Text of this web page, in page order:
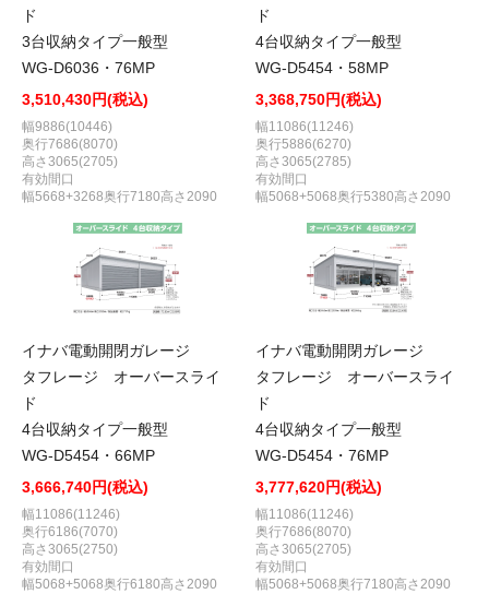
ド
3台収納タイプ一般型
WG-D6036・76MP
3,510,430円(税込)
幅9886(10446)
奥行7686(8070)
高さ3065(2705)
有効間口
幅5668+3268奥行7180高さ2090
ド
4台収納タイプ一般型
WG-D5454・58MP
3,368,750円(税込)
幅11086(11246)
奥行5886(6270)
高さ3065(2785)
有効間口
幅5068+5068奥行5380高さ2090
イナバ電動開閉ガレージ
タフレージ オーバースライ
ド
4台収納タイプ一般型
WG-D5454・66MP
3,666,740円(税込)
幅11086(11246)
奥行6186(7070)
高さ3065(2750)
有効間口
幅5068+5068奥行6180高さ2090
イナバ電動開閉ガレージ
タフレージ オーバースライ
ド
4台収納タイプ一般型
WG-D5454・76MP
3,777,620円(税込)
幅11086(11246)
奥行7686(8070)
高さ3065(2705)
有効間口
幅5068+5068奥行7180高さ2090